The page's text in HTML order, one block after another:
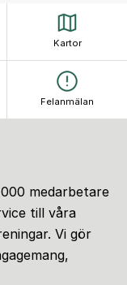
Kartor
Felanmälan
medarbetare
till våra
Vi gör